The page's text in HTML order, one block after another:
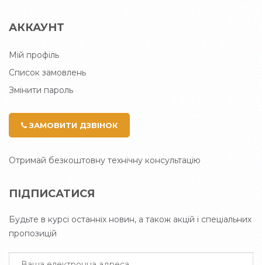
АККАУНТ
Мій профіль
Список замовлень
Змінити пароль
ЗАМОВИТИ ДЗВІНОК
Отримай безкоштовну технічну консультацію
ПІДПИСАТИСЯ
Будьте в курсі останніх новин, а також акцій і спеціальних
пропозицій